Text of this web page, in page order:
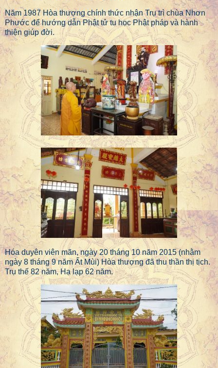
Năm 1987 Hòa thượng chính thức nhận Trụ trì chùa Nhơn
Phước để hướng dẫn Phật tử tu học Phật pháp và hành
thiện giúp đời.
Hóa duyên viên mãn, ngày 20 tháng 10 năm 2015 (nhằm
ngày 8 tháng 9 năm Ất Mùi) Hòa thượng đã thu thần thị tịch.
Trụ thế 82 năm, Hạ lạp 62 năm.